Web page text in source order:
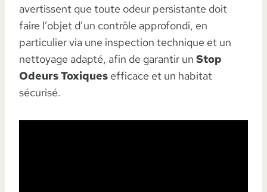
avertissent que toute odeur persistante doit
faire l’objet d’un contrôle approfondi, en
particulier via une inspection technique et un
nettoyage adapté, afin de garantir un Stop
Odeurs Toxiques efficace et un habitat
sécurisé.